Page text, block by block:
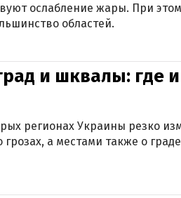
ослабление жары. При этом
областей.
и шквалы: где и
регионах Украины резко
а местами также о